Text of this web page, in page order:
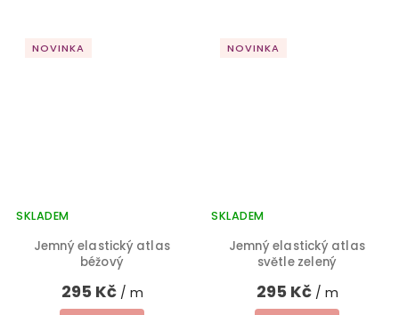
NOVINKA
Jemný elastický atlas
béžový
SKLADEM
295 Kč / m
NOVINKA
Jemný elastický atlas
světle zelený
SKLADEM
295 Kč / m